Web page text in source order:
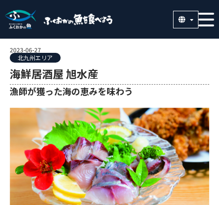
2023-06-27
北九州エリア
海鮮居酒屋 旭水産
漁師が獲った海の恵みを味わう